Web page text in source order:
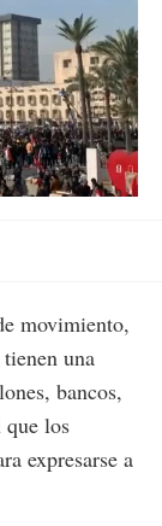
movimiento,
una
bancos,
que los
expresarse a